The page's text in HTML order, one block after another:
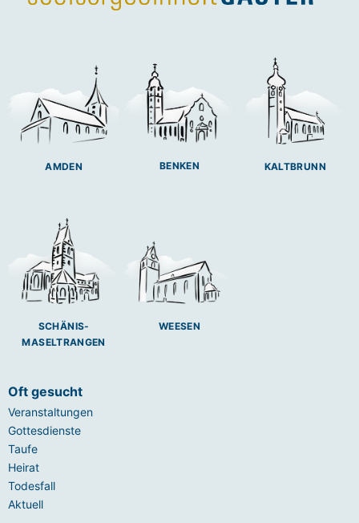
AMDEN BENKEN KALTBRUNN
SCHÄNIS-
MASELTRANGEN
WEESEN
Oft gesucht
Veranstaltungen
Gottesdienste
Taufe
Heirat
Todesfall
Aktuell